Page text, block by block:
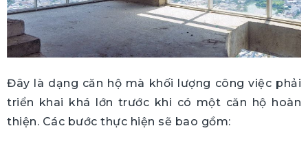
Đây là dạng căn hộ mà khối lượng công việc phải
triển khai khá lớn trước khi có một căn hộ hoàn
thiện. Các bước thực hiện sẽ bao gồm: